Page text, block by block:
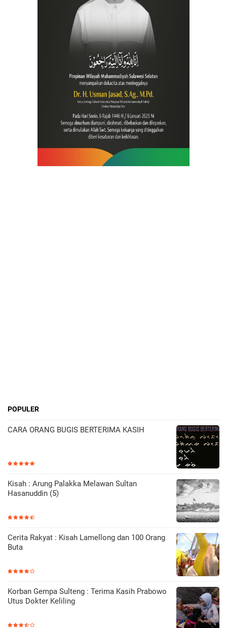
POPULER
CARA ORANG BUGIS BERTERIMA KASIH
Kisah : Arung Palakka Melawan Sultan
Hasanuddin (5)
Cerita Rakyat : Kisah Lamellong dan 100 Orang
Buta
Korban Gempa Sulteng : Terima Kasih Prabowo
Utus Dokter Keliling